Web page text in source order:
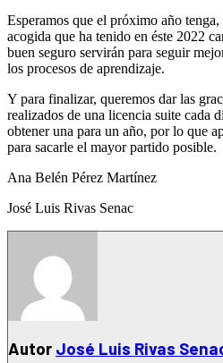
Esperamos que el próximo año
acogida que ha tenido en éste 2022
buen seguro servirán para seguir
los procesos de aprendizaje.
Y para finalizar, queremos dar las
realizados de una licencia suite cada
obtener una para un año, por lo que
para sacarle el mayor partido posible.
Ana Belén Pérez Martínez
José Luis Rivas Senac
Autor José Luis Rivas